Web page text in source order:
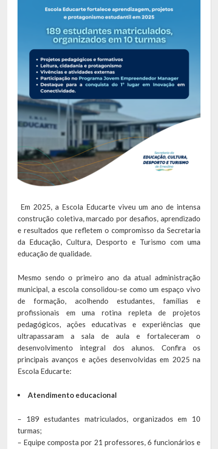
Assistência Social
Educação, Cultura, Desporto e Turismo
Sala Multidisciplinar Saber Mais
Escola Municipal de Educação Infantil Dr. Orlando Rojas
Escola Municipal De Ensino Fundamental Educarte
Escola Municipal De Ensino Fundamental João Alfredo Sachser
Escola Municipal De Ensino Fundamental Osvaldo Cruz
Agricultura
Fazenda
Saúde
Serviços Oferecidos pela Secretaria de Saúde
Serviços Urbanos
Legislação
ATOS NORMATIVOS
LEIS ORDINÁRIAS
LEIS COMPLEMENTARES
DECRETOS
Publicações
Regulamentos
Em 2025, a Escola Educarte viveu um ano de intensa
construção coletiva, marcado por desafios, aprendizado
e resultados que refletem o compromisso da Secretaria
da Educação, Cultura, Desporto e Turismo com uma
educação de qualidade.
Mesmo sendo o primeiro ano da atual administração
municipal, a escola consolidou-se como um espaço vivo
de formação, acolhendo estudantes, famílias e
profissionais em uma rotina repleta de projetos
pedagógicos, ações educativas e experiências que
ultrapassaram a sala de aula e fortaleceram o
desenvolvimento integral dos alunos. Confira os
principais avanços e ações desenvolvidas em 2025 na
Escola Educarte:
Atendimento educacional
– 189 estudantes matriculados, organizados em 10
turmas;
– Equipe composta por 21 professores, 6 funcionários e